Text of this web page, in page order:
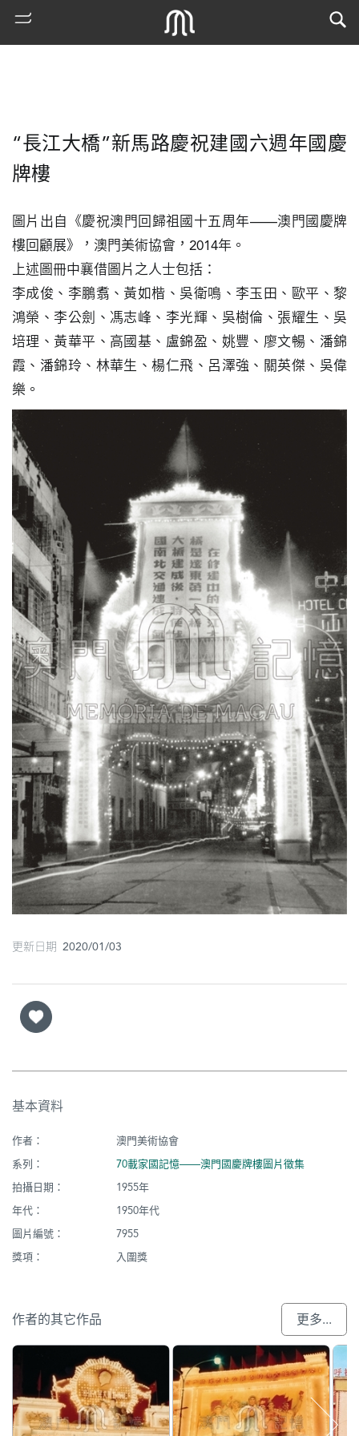
熱
古
地
圖
媽
閣
寺
廟
巴
士
教
堂
街
市
“長江大橋”新馬路慶祝建國六週年國慶
牌樓
圖片出自《慶祝澳門回歸祖國十五周年——澳門國慶牌
樓回顧展》，澳門美術協會，2014年。
上述圖冊中襄借圖片之人士包括：
李成俊、李鵬翥、黃如楷、吳衛鳴、李玉田、歐平、黎
鴻榮、李公劍、馮志峰、李光輝、吳樹倫、張耀生、吳
培理、黃華平、高國基、盧錦盈、姚豐、廖文暢、潘錦
霞、潘錦玲、林華生、楊仁飛、呂澤強、關英傑、吳偉
樂。
更新日期 2020/01/03
基本資料
作者：
澳門美術協會
系列：
70載家國記憶——澳門國慶牌樓圖片徵集
拍攝日期：
1955年
年代：
1950年代
圖片編號：
7955
獎項：
入圍獎
作者的其它作品 更多...